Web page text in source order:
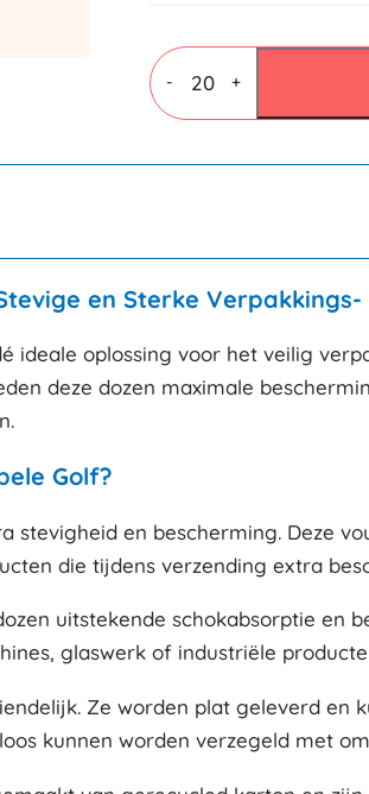
-
Vouwdozen
7
mm
BC
golf
+
en Sterke
oplossing voor het veilig
deze dozen maximale
Golf?
en bescherming. Deze
die tijdens verzending extra
uitstekende schokabsorptie en
glaswerk of industriële
Ze worden plat geleverd
kunnen worden verzegeld met